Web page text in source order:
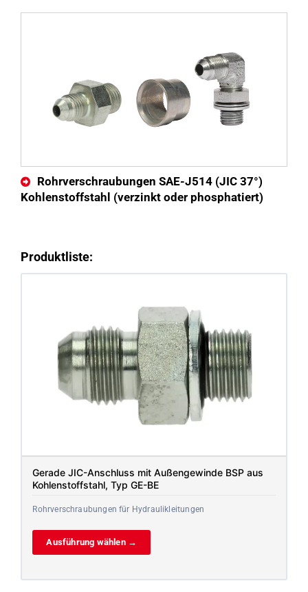
Rohrverschraubungen SAE-J514 (JIC 37°)
Kohlenstoffstahl (verzinkt oder phosphatiert)
Produktliste:
Gerade JIC-Anschluss mit Außengewinde BSP aus
Kohlenstoffstahl, Typ GE-BE
Rohrverschraubungen für Hydraulikleitungen
Ausführung wählen →